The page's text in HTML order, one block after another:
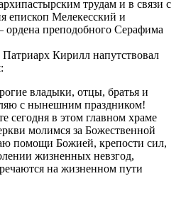
трудам и в связи с
епископ Мелекесский и
преподобного Серафима
Кирилл напутствовал
владыки, отцы, братья и
с нынешним праздником!
сегодня в этом главном храме
молимся за Божественной
помощи Божией, крепости сил,
жизненных невзгод,
на жизненном пути